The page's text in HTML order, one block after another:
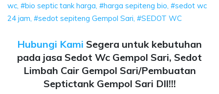
wc, #bio septic tank harga, #harga sepiteng bio, #sedot wc
24 jam, #sedot sepiteng Gempol Sari, #SEDOT WC
Hubungi Kami Segera untuk kebutuhan
pada jasa Sedot Wc Gempol Sari, Sedot
Limbah Cair Gempol Sari/Pembuatan
Septictank Gempol Sari Dll!!!